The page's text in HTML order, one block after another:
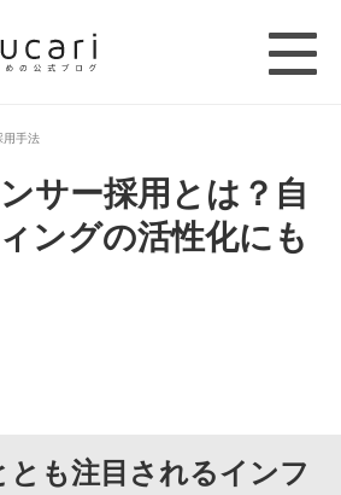
用手法
サー採用とは？自
ングの活性化にも
とも注目されるインフ